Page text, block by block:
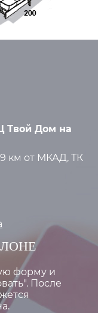
Твой Дом на
км от МКАД, ТК
форму и
После